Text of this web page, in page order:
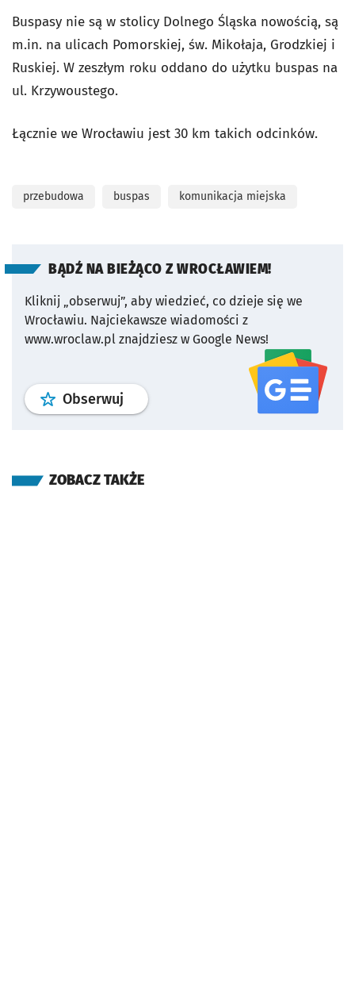
Buspasy nie są w stolicy Dolnego Śląska nowością, są
m.in. na ulicach Pomorskiej, św. Mikołaja, Grodzkiej i
Ruskiej. W zeszłym roku oddano do użytku buspas na
ul. Krzywoustego.
Łącznie we Wrocławiu jest 30 km takich odcinków.
przebudowa buspas komunikacja miejska
BĄDŹ NA BIEŻĄCO Z WROCŁAWIEM!
Kliknij „obserwuj”, aby wiedzieć, co dzieje się we
Wrocławiu. Najciekawsze wiadomości z
www.wroclaw.pl znajdziesz w Google News!
Obserwuj profil serwisu
ZOBACZ TAKŻE